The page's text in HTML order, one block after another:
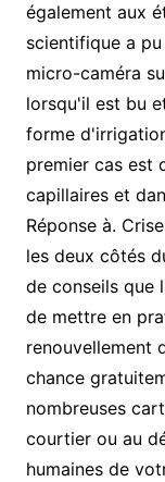
également aux
scientifique a
micro-caméra
lorsqu'il est bu
forme
premier cas est
capillaires et
Réponse à.
les deux côtés
de conseils que
de mettre en
renouvellement
chance
nombreuses
courtier ou au
humaines de